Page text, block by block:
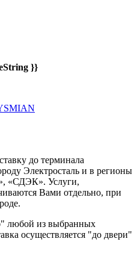
}}
до терминала
Электросталь и в регионы
«СДЭК». Услуги,
Вами отдельно, при
любой из выбранных
осуществляется "до двери"